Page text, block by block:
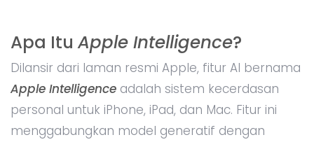
Apa ItuApple Intelligence?
Dilansir dari laman resmi Apple, fitur AI bernama
Apple Intelligence adalah sistem kecerdasan
personal untuk iPhone, iPad, dan Mac. Fitur ini
menggabungkan model generatif dengan